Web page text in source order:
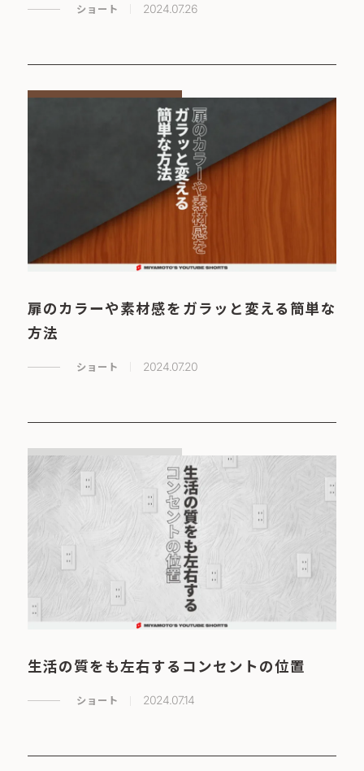
ショート 2024.07.26
扉のカラーや素材感をガラッと変える簡単な
方法
ショート 2024.07.20
生活の質をも左右するコンセントの位置
ショート 2024.07.14